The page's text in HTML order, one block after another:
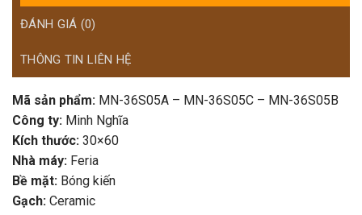
ĐÁNH GIÁ (0)
THÔNG TIN LIÊN HỆ
Mã sản phẩm: MN-36S05A – MN-36S05C – MN-36S05B
Công ty: Minh Nghĩa
Kích thước: 30×60
Nhà máy: Feria
Bề mặt: Bóng kiến
Gạch: Ceramic